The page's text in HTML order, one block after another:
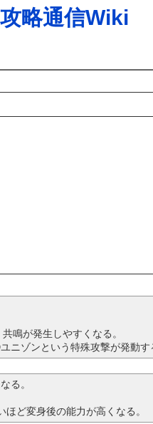
略通信Wiki
鳴が発生しやすくなる。
ニゾンという特殊攻撃が発動す
る。
ど変身後の能力が高くなる。